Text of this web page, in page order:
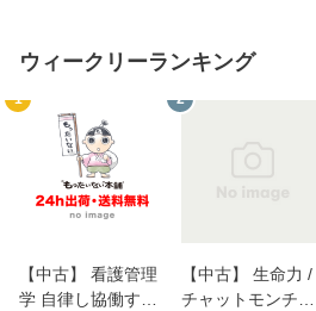
ウィークリーランキング
1
【中古】 看護管理
学 自律し協働する
2
【中古】 生命力 /
チャットモンチー /